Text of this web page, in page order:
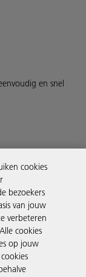
en snel
cookies
bezoekers
van jouw
verbeteren
cookies
op jouw